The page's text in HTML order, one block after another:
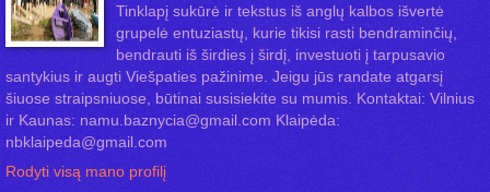
Tinklapį sukūrė ir tekstus iš anglų kalbos išvertė
grupelė entuziastų, kurie tikisi rasti bendraminčių,
bendrauti iš širdies į širdį, investuoti į tarpusavio
santykius ir augti Viešpaties pažinime. Jeigu jūs randate atgarsį
šiuose straipsniuose, būtinai susisiekite su mumis. Kontaktai: Vilnius
ir Kaunas: namu.baznycia@gmail.com Klaipėda:
nbklaipeda@gmail.com
Rodyti visą mano profilį